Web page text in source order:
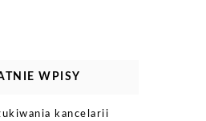
WPISY
kancelarii